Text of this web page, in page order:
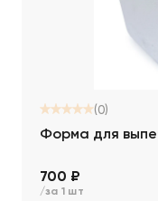
(0)
Форма для
700 ₽
/за 1 шт